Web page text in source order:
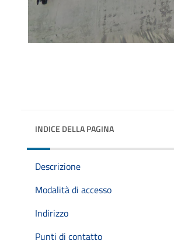
INDICE DELLA PAGINA
Descrizione
Modalità di accesso
Indirizzo
Punti di contatto